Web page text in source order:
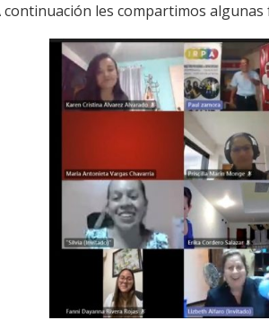
continuación les compartimos